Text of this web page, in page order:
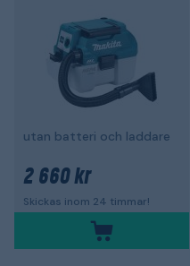
utan batteri och laddare
2 660 kr
Skickas inom 24 timmar!